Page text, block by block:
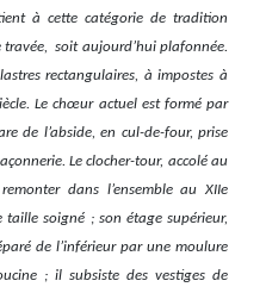
à cette catégorie de tradition
travée, soit aujourd’hui plafonnée.
rectangulaires, à impostes à
Le chœur actuel est formé par
de l’abside, en cul-de-four, prise
Le clocher-tour, accolé au
dans l’ensemble au XIIe
soigné ; son étage supérieur,
de l’inférieur par une moulure
; il subsiste des vestiges de